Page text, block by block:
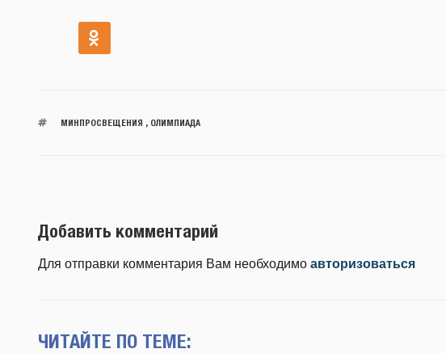
МИНПРОСВЕЩЕНИЯ ОЛИМПИАДА
Добавить комментарий
Для отправки комментария Вам необходимо авторизоваться
ЧИТАЙТЕ ПО ТЕМЕ: